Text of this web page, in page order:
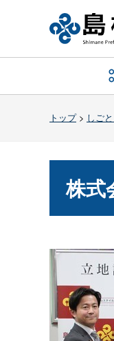
トップ> しご
株式